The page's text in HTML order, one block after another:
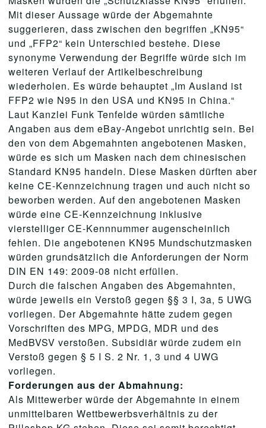
Mit dieser Aussage würde der Abgemahnte
suggerieren, dass zwischen den begriffen „KN95“
und „FFP2“ kein Unterschied bestehe. Diese
synonyme Verwendung der Begriffe würde sich im
weiteren Verlauf der Artikelbeschreibung
wiederholen. Es würde behauptet „Im Ausland ist
FFP2 wie N95 in den USA und KN95 in China.“
Laut Kanzlei Funk Tenfelde würden sämtliche
Angaben aus dem eBay-Angebot unrichtig sein. Bei
den von dem Abgemahnten angebotenen Masken,
würde es sich um Masken nach dem chinesischen
Standard KN95 handeln. Diese Masken dürften aber
keine CE-Kennzeichnung tragen und auch nicht so
beworben werden. Auf den angebotenen Masken
würde eine CE-Kennzeichnung inklusive
vierstelliger CE-Kennnummer augenscheinlich
fehlen. Die angebotenen KN95 Mundschutzmasken
würden grundsätzlich die Anforderungen der Norm
DIN EN 149: 2009-08 nicht erfüllen.
Durch die falschen Angaben des Abgemahnten,
würde jeweils ein Verstoß gegen §§ 3 I, 3a, 5 UWG
vorliegen. Der Abgemahnte hätte zudem gegen
Vorschriften des MPG, MPDG, MDR und des
MedBVSV verstoßen. Subsidiär würde zudem ein
Verstoß gegen § 5 I S. 2 Nr. 1, 3 und 4 UWG
vorliegen.
Forderungen aus der Abmahnung:
Als Mittewerber würde der Abgemahnte in einem
unmittelbaren Wettbewerbsverhältnis zu der